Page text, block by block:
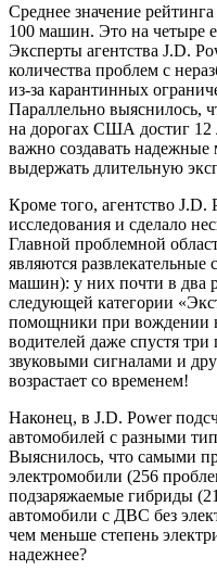
Среднее значение
100 машин. Это на четыре
Эксперты агентства J.D.
количества проблем с
из-за карантинных
Параллельно выяснилось,
на дорогах США достиг 12
важно создавать
выдержать длительную
Кроме того, агентство
исследования и сделало
Главной проблемной
являются
машин): у них почти в два
следующей категории
помощники при вождении
водителей даже спустя три
звуковыми сигналами и
возрастает со временем!
Наконец, в J.D. Power
автомобилей с разными
Выяснилось, что самыми
электромобили (256
подзаряжаемые гибриды
автомобили с ДВС без
чем меньше степень
надежнее?